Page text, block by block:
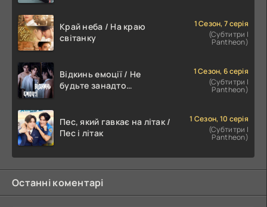
Край неба / На краю
світанку
1 Сезон, 7 серія
(Субтитри |
Pantheon)
Відкинь емоції / Не
будьте занадто
1 Сезон, 6 серія
(Субтитри |
Pantheon)
Пес, який гавкає на літак /
Пес і літак
1 Сезон, 10 серія
(Субтитри |
Pantheon)
Останні коментарі